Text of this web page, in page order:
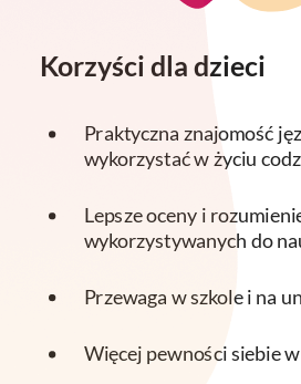
Korzyści dla dzieci
Praktyczna znajomość
wykorzystać w życiu
Lepsze oceny i
wykorzystywanych do
Przewaga w szkole i na
Więcej pewności siebie